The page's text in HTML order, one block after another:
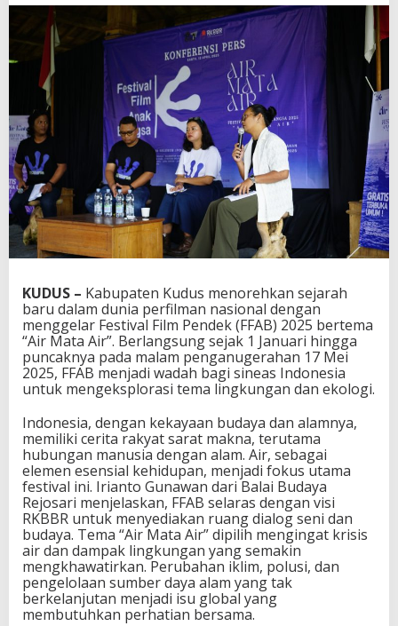
KUDUS – Kabupaten Kudus menorehkan sejarah
baru dalam dunia perfilman nasional dengan
menggelar Festival Film Pendek (FFAB) 2025 bertema
“Air Mata Air”. Berlangsung sejak 1 Januari hingga
puncaknya pada malam penganugerahan 17 Mei
2025, FFAB menjadi wadah bagi sineas Indonesia
untuk mengeksplorasi tema lingkungan dan ekologi.
Indonesia, dengan kekayaan budaya dan alamnya,
memiliki cerita rakyat sarat makna, terutama
hubungan manusia dengan alam. Air, sebagai
elemen esensial kehidupan, menjadi fokus utama
festival ini. Irianto Gunawan dari Balai Budaya
Rejosari menjelaskan, FFAB selaras dengan visi
RKBBR untuk menyediakan ruang dialog seni dan
budaya. Tema “Air Mata Air” dipilih mengingat krisis
air dan dampak lingkungan yang semakin
mengkhawatirkan. Perubahan iklim, polusi, dan
pengelolaan sumber daya alam yang tak
berkelanjutan menjadi isu global yang
membutuhkan perhatian bersama.